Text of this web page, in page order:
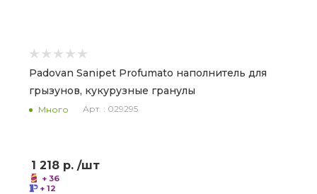
Padovan Sanipet Profumato наполнитель для
грызунов, кукурузные гранулы
Много Арт. : 029295
1 218 р. /шт
+ 36
+ 12